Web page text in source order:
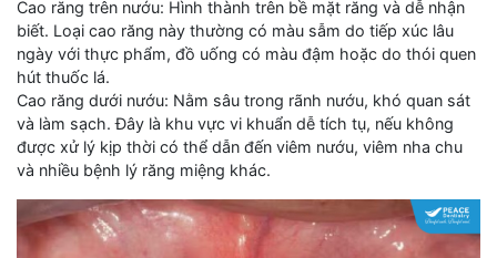
Cao răng trên nướu: Hình thành trên bề mặt răng và dễ nhận
biết. Loại cao răng này thường có màu sẫm do tiếp xúc lâu
ngày với thực phẩm, đồ uống có màu đậm hoặc do thói quen
hút thuốc lá.
Cao răng dưới nướu: Nằm sâu trong rãnh nướu, khó quan sát
và làm sạch. Đây là khu vực vi khuẩn dễ tích tụ, nếu không
được xử lý kịp thời có thể dẫn đến viêm nướu, viêm nha chu
và nhiều bệnh lý răng miệng khác.